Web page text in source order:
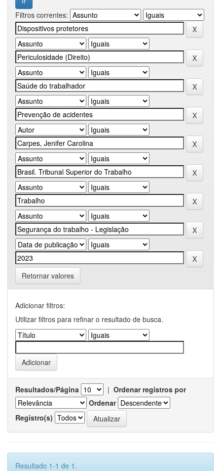
Filtros correntes:
Retornar valores
Adicionar filtros:
Utilizar filtros para refinar o resultado de busca.
Resultados/Página | Ordenar registros por
Ordenar
Registro(s)
Resultado 1-1 de 1.